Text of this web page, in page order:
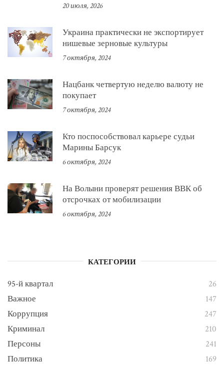
20 июля, 2026
Украина практически не экспортирует
нишевые зерновые культуры
7 октября, 2024
Нацбанк четвертую неделю валюту не
покупает
7 октября, 2024
Кто поспособствовал карьере судьи
Марины Барсук
6 октября, 2024
На Волыни проверят решения ВВК об
отсрочках от мобилизации
6 октября, 2024
КАТЕГОРИИ
95-й квартал
26
Важное
147
Коррупция
247
Криминал
210
Персоны
241
Политика
169